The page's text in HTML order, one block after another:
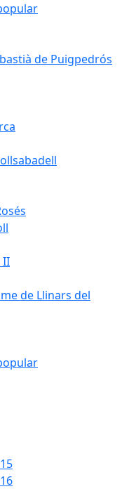
de Puigpedrós
II
de Llinars del